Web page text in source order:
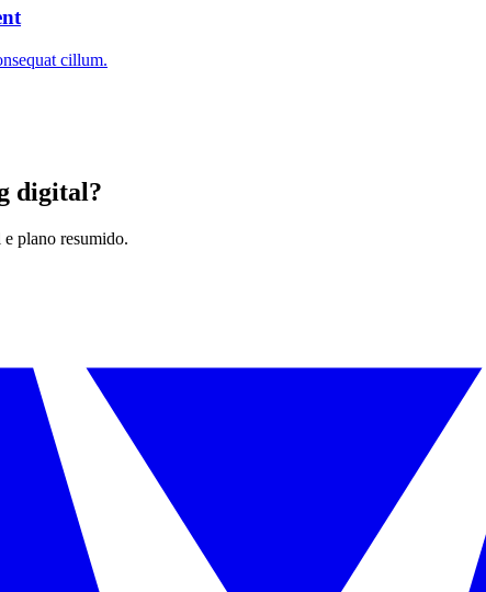
cillum.
digital?
plano resumido.